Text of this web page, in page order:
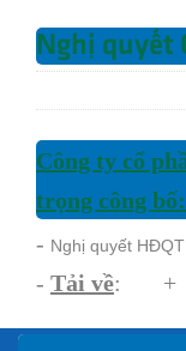
Nghị quyết
Công ty cổ
trọng công bố:
- Nghị quyết
- Tải về: +